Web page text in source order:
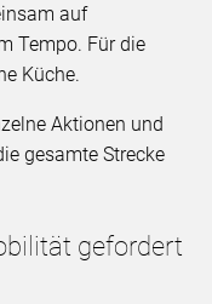
auf
Tempo. Für die
Küche.
Aktionen und
gesamte Strecke
gefordert